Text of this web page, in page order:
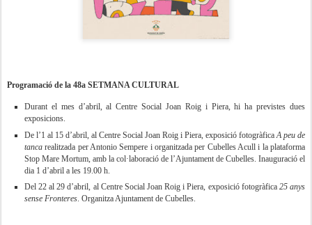
Programació de la 48a SETMANA CULTURAL
Durant el mes d’abril, al Centre Social Joan Roig i Piera, hi ha previstes dues
exposicions.
De l’1 al 15 d’abril, al Centre Social Joan Roig i Piera, exposició fotogràfica A peu de
tancarealitzada per Antonio Sempere i organitzada per Cubelles Acull i la plataforma
Stop Mare Mortum, amb la col·laboració de l’Ajuntament de Cubelles. Inauguració el
dia 1 d’abril a les 19.00 h.
Del 22 al 29 d’abril, al Centre Social Joan Roig i Piera, exposició fotogràfica 25 anys
sense Fronteres. Organitza Ajuntament de Cubelles.